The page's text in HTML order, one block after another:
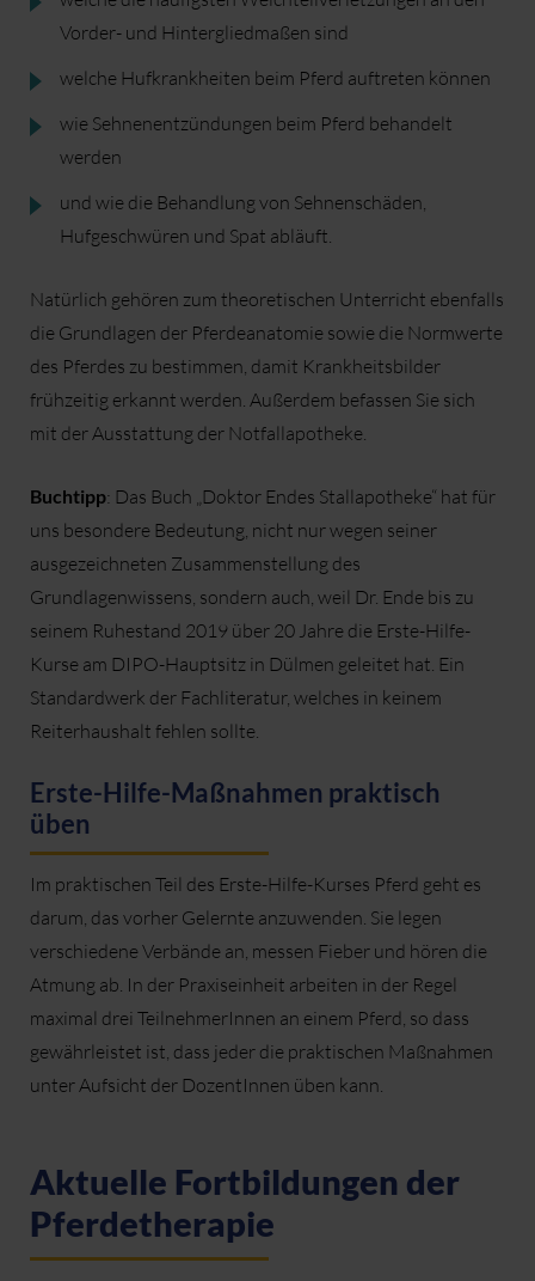
Vorder- und Hintergliedmaßen sind
welche Hufkrankheiten beim Pferd auftreten können
wie Sehnenentzündungen beim Pferd behandelt
werden
und wie die Behandlung von Sehnenschäden,
Hufgeschwüren und Spat abläuft.
Natürlich gehören zum theoretischen Unterricht ebenfalls
die Grundlagen der Pferdeanatomie sowie die Normwerte
des Pferdes zu bestimmen, damit Krankheitsbilder
frühzeitig erkannt werden. Außerdem befassen Sie sich
mit der Ausstattung der Notfallapotheke.
Buchtipp: Das Buch „Doktor Endes Stallapotheke“ hat für
uns besondere Bedeutung, nicht nur wegen seiner
ausgezeichneten Zusammenstellung des
Grundlagenwissens, sondern auch, weil Dr. Ende bis zu
seinem Ruhestand 2019 über 20 Jahre die Erste-Hilfe-
Kurse am DIPO-Hauptsitz in Dülmen geleitet hat. Ein
Standardwerk der Fachliteratur, welches in keinem
Reiterhaushalt fehlen sollte.
Erste-Hilfe-Maßnahmen praktisch
üben
Im praktischen Teil des Erste-Hilfe-Kurses Pferd geht es
darum, das vorher Gelernte anzuwenden. Sie legen
verschiedene Verbände an, messen Fieber und hören die
Atmung ab. In der Praxiseinheit arbeiten in der Regel
maximal drei TeilnehmerInnen an einem Pferd, so dass
gewährleistet ist, dass jeder die praktischen Maßnahmen
unter Aufsicht der DozentInnen üben kann.
Aktuelle Fortbildungen der
Pferdetherapie